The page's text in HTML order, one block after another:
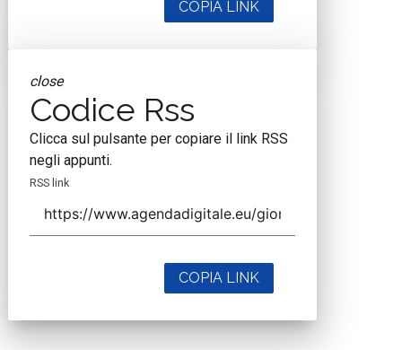
COPIA LINK
close
Codice Rss
Clicca sul pulsante per copiare il link RSS
negli appunti.
RSS link
COPIA LINK